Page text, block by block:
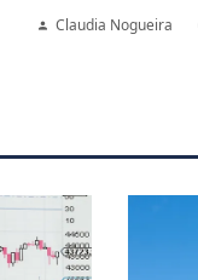
Claudia Nogueira